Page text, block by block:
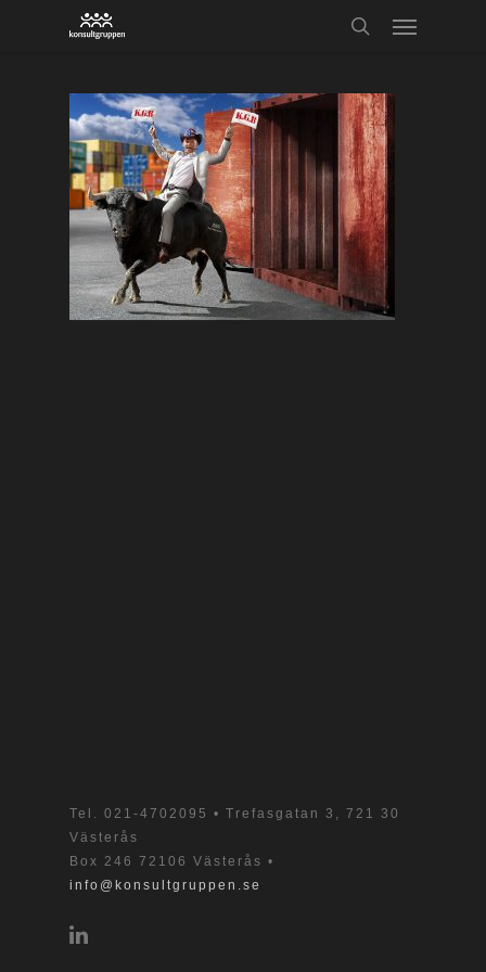
Tel. 021-4702095 • Trefasgatan 3, 721 30
Västerås
Box 246 72106 Västerås •
info@konsultgruppen.se